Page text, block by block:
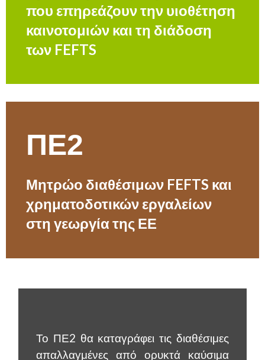
που επηρεάζουν την υιοθέτηση
καινοτομιών και τη διάδοση
των FEFTS
ΠΕ2
Μητρώο διαθέσιμων FEFTS και
χρηματοδοτικών εργαλείων
στη γεωργία της ΕΕ
Το ΠΕ2 θα καταγράφει τις διαθέσιμες
απαλλαγμένες από ορυκτά καύσιμα